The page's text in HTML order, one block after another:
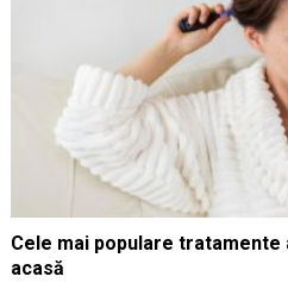
Cele mai populare
acasă